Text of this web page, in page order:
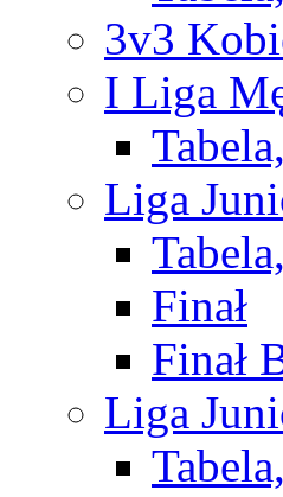
3v3
I Liga
Liga
Finał
Finał
Liga